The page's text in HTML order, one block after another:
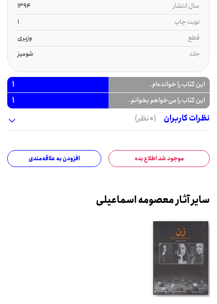
سال انتشار
1394
نوبت چاپ
1
قطع
وزیری
جلد
شومیز
این کتاب را خوانده‌ام. 1
این کتاب را می‌خواهم بخوانم.
1
نظرات کاربران
(0 نظر)
موجود شد اطلاع بده افزودن به علاقه‌مندی
سایر آثار معصومه اسماعیلی